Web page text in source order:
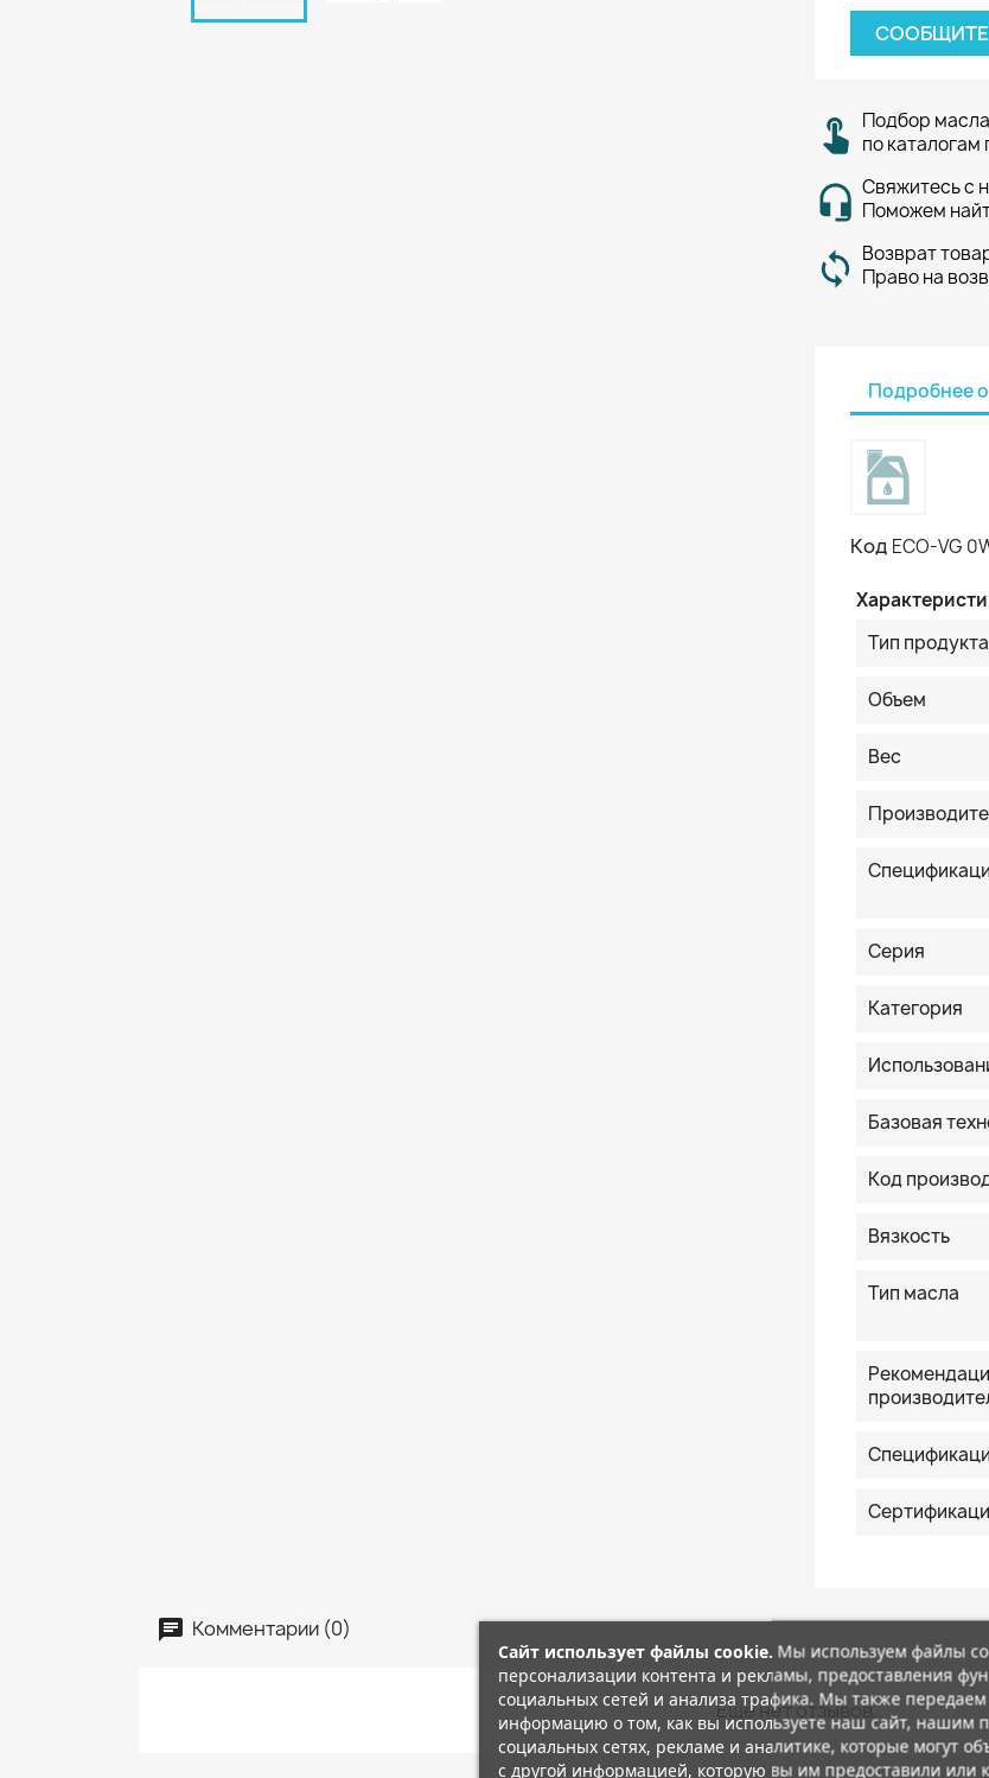
СООБЩИТЕ
Подбор масла
по
Свяжитесь с
Поможем
Возврат
Право на
Подробнее
Код ECO-VG
Тип продукта
Объем
Вес
Серия
Категория
Базовая
Код
Вязкость
Тип масла
Комментарии (0)
Еще нет отзывов.
Сайт использует файлы cookie. Мы используем файлы
персонализации контента и рекламы, предоставления
социальных сетей и анализа трафика. Мы также передаем
информацию о том, как вы используете наш сайт, нашим
социальных сетях, рекламе и аналитике, которые могут
с другой информацией, которую вы им предоставили или